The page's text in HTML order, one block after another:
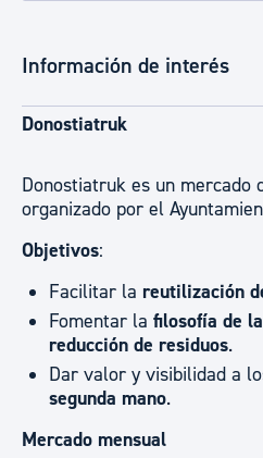
Información de interés
Donostiatruk
Donostiatruk es un mercado
organizado por el
Objetivos:
Facilitar la reutilización
Fomentar la filosofía de
reducción de residuos.
Dar valor y visibilidad a
segunda mano.
Mercado mensual